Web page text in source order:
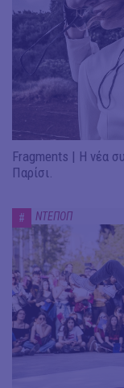
Fragments | H νέα
Παρίσι.
# ΝΤΕΠΟΠ